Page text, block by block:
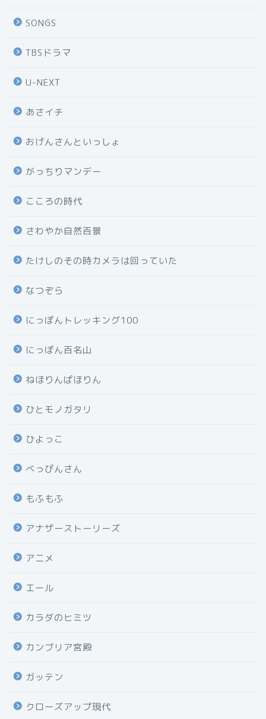
SONGS
TBSドラマ
U-NEXT
あさイチ
おげんさんといっしょ
がっちりマンデー
こころの時代
さわやか自然百景
たけしのその時カメラは回っていた
なつぞら
にっぽんトレッキング100
にっぽん百名山
ねほりんぱほりん
ひとモノガタリ
ひよっこ
べっぴんさん
もふもふ
アナザーストーリーズ
アニメ
エール
カラダのヒミツ
カンブリア宮殿
ガッテン
クローズアップ現代